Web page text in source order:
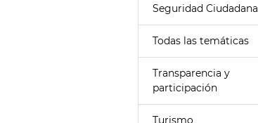
Seguridad Ciudadana
Todas las temáticas
Transparencia y
participación
Turismo